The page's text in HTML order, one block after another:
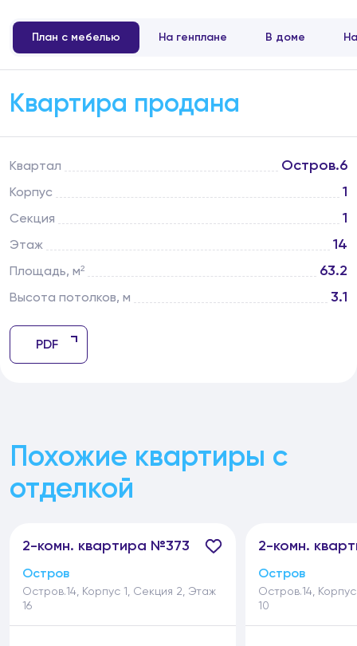
План с мебелью На генплане В доме
Квартал Остров.6
Корпус 1
Секция 1
Этаж 14
Площадь, м² 63.2
Высота потолков, м 3.1
PDF
Квартира продана
Похожие квартиры с
отделкой
2-комн. квартира №373
Остров
Остров.14, Корпус 1, Секция 2, Этаж
16
2-комн.
Остров
Остров.14,
10